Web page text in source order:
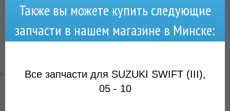
Также вы можете купить следующие
запчасти в нашем магазине в Минске:
Все запчасти для SUZUKI SWIFT (III),
05 - 10